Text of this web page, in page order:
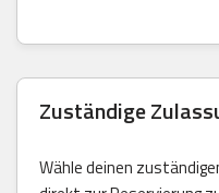
Zuständige
Wähle deinen